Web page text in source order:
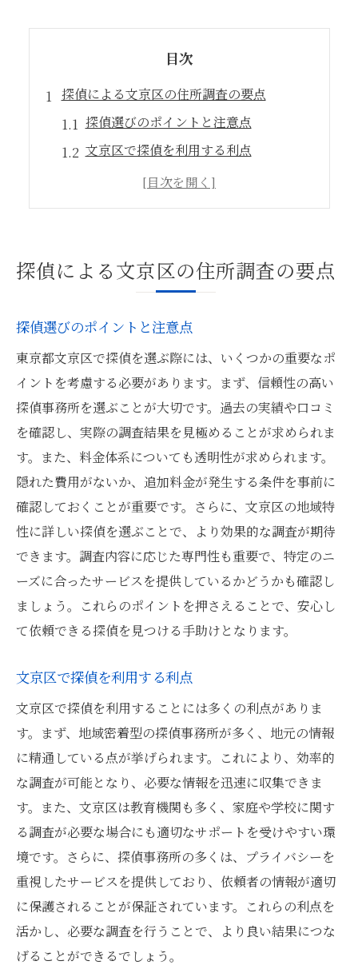
目次
探偵による文京区の住所調査の要点
探偵選びのポイントと注意点
文京区で探偵を利用する利点
信頼できる探偵の見極め方
住所調査の基本的な流れを解説
調査結果を有効に活用する方法
文京区での住所調査 探偵利用のヒント
探偵利用時の費用対効果を検証
探偵のプロが教える効率的な調査法
初めての探偵利用で知っておくべき点
安全で合法的な調査の進め方
探偵との契約時の注意事項
探偵が教える 文京区での住所特定法
探偵の住所特定技術を深掘り
文京区での調査の実例と成功例
個人情報保護を考慮した調査法
探偵による調査の信頼性とは
文京区の住所調査 探偵選びのコツ
探偵選びで失敗しないための心得
文京区での住所調査の成功事例
探偵事務所の費用比較術
探偵業のプロに相談するメリット
依頼前の準備と注意点の確認
探偵による調査のメリットとデメリット
探偵に依頼する 文京区での住所調査
探偵と相談する際のチェックポイント
調査依頼時に確認すべき費用項目
文京区での迅速な調査方法を紹介
探偵による文京区の住所調査の要点
探偵選びのポイントと注意点
東京都文京区で探偵を選ぶ際には、いくつかの重要なポ
イントを考慮する必要があります。まず、信頼性の高い
探偵事務所を選ぶことが大切です。過去の実績や口コミ
を確認し、実際の調査結果を見極めることが求められま
す。また、料金体系についても透明性が求められます。
隠れた費用がないか、追加料金が発生する条件を事前に
確認しておくことが重要です。さらに、文京区の地域特
性に詳しい探偵を選ぶことで、より効果的な調査が期待
できます。調査内容に応じた専門性も重要で、特定のニ
ーズに合ったサービスを提供しているかどうかも確認し
ましょう。これらのポイントを押さえることで、安心し
て依頼できる探偵を見つける手助けとなります。
文京区で探偵を利用する利点
文京区で探偵を利用することには多くの利点がありま
す。まず、地域密着型の探偵事務所が多く、地元の情報
に精通している点が挙げられます。これにより、効率的
な調査が可能となり、必要な情報を迅速に収集できま
す。また、文京区は教育機関も多く、家庭や学校に関す
る調査が必要な場合にも適切なサポートを受けやすい環
境です。さらに、探偵事務所の多くは、プライバシーを
重視したサービスを提供しており、依頼者の情報が適切
に保護されることが保証されています。これらの利点を
活かし、必要な調査を行うことで、より良い結果につな
げることができるでしょう。